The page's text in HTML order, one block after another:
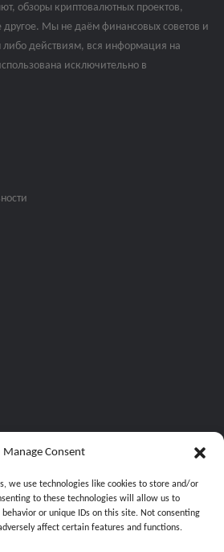
Manage Consent
we use technologies like cookies to store and/or
to these technologies will allow us to
or unique IDs on this site. Not consenting
affect certain features and functions.
обзоры криптовалютных проектов,
другое. Мы не даём финансовых советов и
действиям, вся информация на
исключительно в
на email рассылку: